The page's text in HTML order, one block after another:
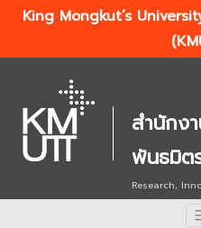
King Mongkut’s
สำนักง
พันธมิต
Research,